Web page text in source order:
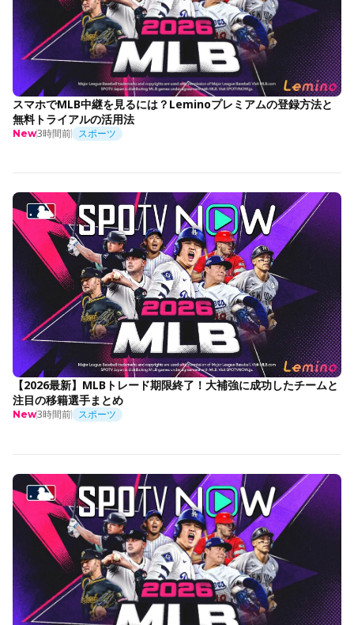
スマホでMLB中継を見るには？Leminoプレミアムの登録方法と
無料トライアルの活用法
New3時間前 スポーツ
【2026最新】MLBトレード期限終了！大補強に成功したチームと
注目の移籍選手まとめ
New3時間前 スポーツ